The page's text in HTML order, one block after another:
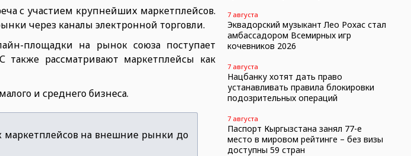
с участием крупнейших маркетплейсов.
через каналы электронной торговли.
площадки на рынок союза поступает
рассматривают маркетплейсы как
и среднего бизнеса.
маркетплейсов на внешние рынки до
7 августа
Эквадорский музыкант Лео Рохас стал
амбассадором Всемирных игр
кочевников 2026
7 августа
Нацбанку хотят дать право
устанавливать правила блокировки
подозрительных операций
7 августа
Паспорт Кыргызстана занял 77-е
место в мировом рейтинге – без визы
доступны 59 стран